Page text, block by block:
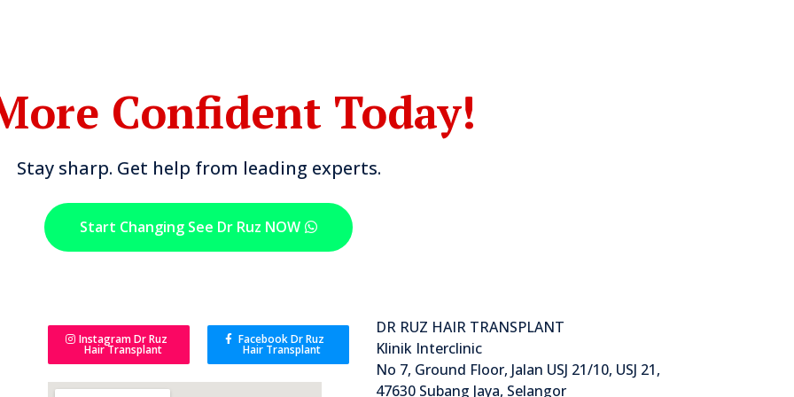
Confident Today!
Stay sharp. Get help from leading experts.
Start Changing See Dr Ruz NOW
Instagram Dr Ruz
Hair Transplant
Facebook Dr Ruz
Hair Transplant
DR RUZ HAIR TRANSPLANT
Klinik Interclinic
No 7, Ground Floor, Jalan USJ 21/10, USJ 21,
47630 Subang Jaya, Selangor